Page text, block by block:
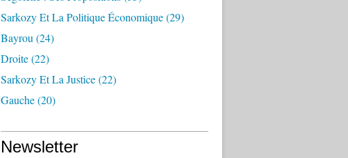
Sarkozy Et La Politique Économique(29)
Bayrou (24)
Droite(22)
Sarkozy Et La Justice(22)
Gauche(20)
Newsletter